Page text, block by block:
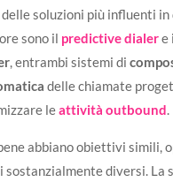
delle soluzioni più influenti in
sono il predictive dialere
, entrambi sistemi di
delle chiamate
leattività outbound.
abbiano obiettivi simili,
sostanzialmente diversi. La